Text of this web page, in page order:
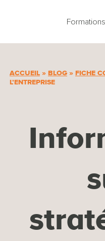
Formations
ACCUEIL » BLOG » FICHE
L’ENTREPRISE